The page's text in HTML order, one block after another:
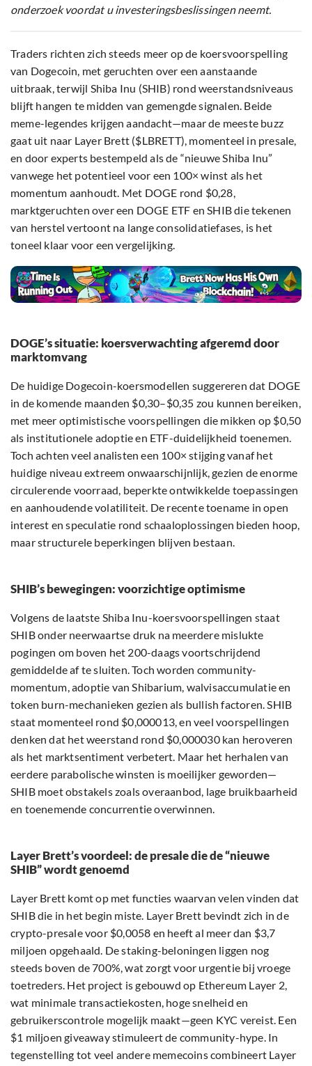
onderzoek voordat u investeringsbeslissingen neemt.
Traders richten zich steeds meer op de koersvoorspelling
van Dogecoin, met geruchten over een aanstaande
uitbraak, terwijl Shiba Inu (SHIB) rond weerstandsniveaus
blijft hangen te midden van gemengde signalen. Beide
meme-legendes krijgen aandacht—maar de meeste buzz
gaat uit naar Layer Brett ($LBRETT), momenteel in presale,
en door experts bestempeld als de “nieuwe Shiba Inu”
vanwege het potentieel voor een 100× winst als het
momentum aanhoudt. Met DOGE rond $0,28,
marktgeruchten over een DOGE ETF en SHIB die tekenen
van herstel vertoont na lange consolidatiefases, is het
toneel klaar voor een vergelijking.
DOGE’s situatie: koersverwachting afgeremd door
marktomvang
De huidige Dogecoin-koersmodellen suggereren dat DOGE
in de komende maanden $0,30–$0,35 zou kunnen bereiken,
met meer optimistische voorspellingen die mikken op $0,50
als institutionele adoptie en ETF-duidelijkheid toenemen.
Toch achten veel analisten een 100× stijging vanaf het
huidige niveau extreem onwaarschijnlijk, gezien de enorme
circulerende voorraad, beperkte ontwikkelde toepassingen
en aanhoudende volatiliteit. De recente toename in open
interest en speculatie rond schaaloplossingen bieden hoop,
maar structurele beperkingen blijven bestaan.
SHIB’s bewegingen: voorzichtige optimisme
Volgens de laatste Shiba Inu-koersvoorspellingen staat
SHIB onder neerwaartse druk na meerdere mislukte
pogingen om boven het 200-daags voortschrijdend
gemiddelde af te sluiten. Toch worden community-
momentum, adoptie van Shibarium, walvisaccumulatie en
token burn-mechanieken gezien als bullish factoren. SHIB
staat momenteel rond $0,000013, en veel voorspellingen
denken dat het weerstand rond $0,000030 kan heroveren
als het marktsentiment verbetert. Maar het herhalen van
eerdere parabolische winsten is moeilijker geworden—
SHIB moet obstakels zoals overaanbod, lage bruikbaarheid
en toenemende concurrentie overwinnen.
Layer Brett’s voordeel: de presale die de “nieuwe
SHIB” wordt genoemd
Layer Brett komt op met functies waarvan velen vinden dat
SHIB die in het begin miste. Layer Brett bevindt zich in de
crypto-presale voor $0,0058 en heeft al meer dan $3,7
miljoen opgehaald. De staking-beloningen liggen nog
steeds boven de 700%, wat zorgt voor urgentie bij vroege
toetreders. Het project is gebouwd op Ethereum Layer 2,
wat minimale transactiekosten, hoge snelheid en
gebruikerscontrole mogelijk maakt—geen KYC vereist. Een
$1 miljoen giveaway stimuleert de community-hype. In
tegenstelling tot veel andere memecoins combineert Layer